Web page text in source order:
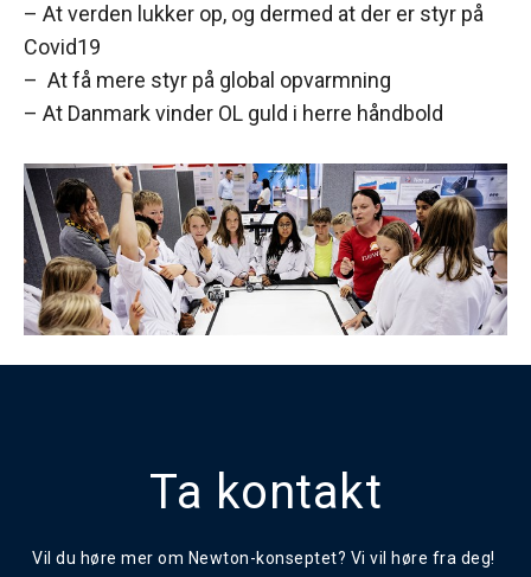
– At verden lukker op, og dermed at der er styr på
Covid19
– At få mere styr på global opvarmning
– At Danmark vinder OL guld i herre håndbold
Ta kontakt
Vil du høre mer om Newton-konseptet? Vi vil høre fra deg!